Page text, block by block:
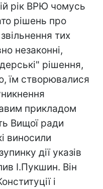
рік ВРЮ чомусь
рішень про
тих
незаконні,
рішення,
їм створювалися
прикладом
Вищої ради
виносили
дії указів
І.Пукшин. Він
і